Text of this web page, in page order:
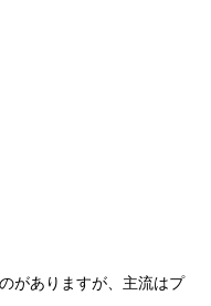
がありますが、主流はプ